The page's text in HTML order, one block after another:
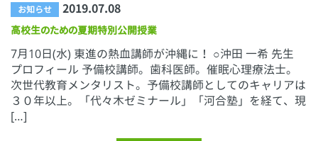
お知らせ 2019.07.08
高校生のための夏期特別公開授業
7月10日(水) 東進の熱血講師が沖縄に！ ○沖田 一希 先生
プロフィール 予備校講師。歯科医師。催眠心理療法士。
次世代教育メンタリスト。予備校講師としてのキャリアは
３０年以上。「代々木ゼミナール」「河合塾」を経て、現
[…]